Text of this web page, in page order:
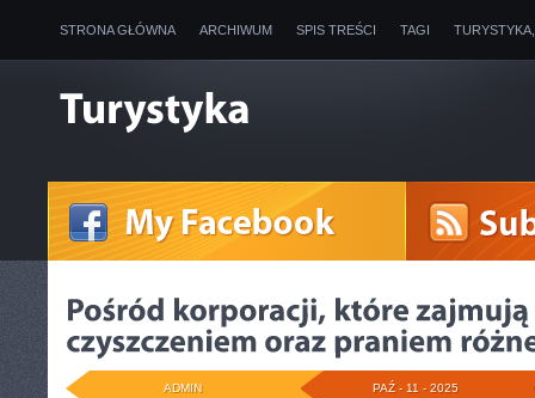
STRONA GŁÓWNA ARCHIWUM SPIS TREŚCI TAGI
PAŹ - 11 - 2025
ADMIN